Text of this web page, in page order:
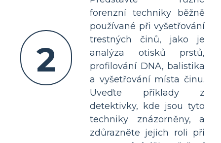
2
forenzní techniky běžně
používané při vyšetřování
trestných činů, jako je
analýza otisků prstů,
profilování DNA, balistika
a vyšetřování místa činu.
Uveďte příklady z
detektivky, kde jsou tyto
techniky znázorněny, a
zdůrazněte jejich roli při